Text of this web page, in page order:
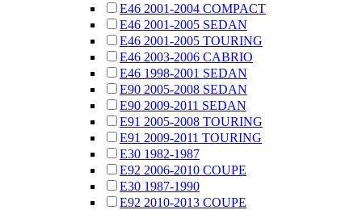
E46 2001-2004 COMPACT
E46 2001-2005 SEDAN
E46 2001-2005 TOURING
E46 2003-2006 CABRIO
E46 1998-2001 SEDAN
E90 2005-2008 SEDAN
E90 2009-2011 SEDAN
E91 2005-2008 TOURING
E91 2009-2011 TOURING
E30 1982-1987
E92 2006-2010 COUPE
E30 1987-1990
E92 2010-2013 COUPE